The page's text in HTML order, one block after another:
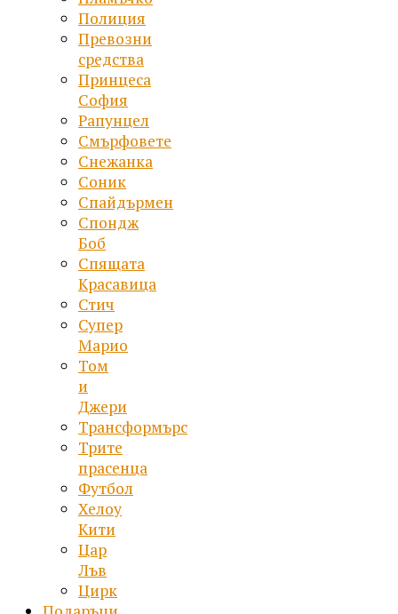
Полиция
Превозни
средства
Принцеса
София
Рапунцел
Смърфовете
Снежанка
Соник
Спайдърмен
Спондж
Боб
Спящата
Красавица
Стич
Супер
Марио
Том
и
Джери
Трансформърс
Трите
прасенца
Футбол
Хелоу
Кити
Цар
Лъв
Цирк